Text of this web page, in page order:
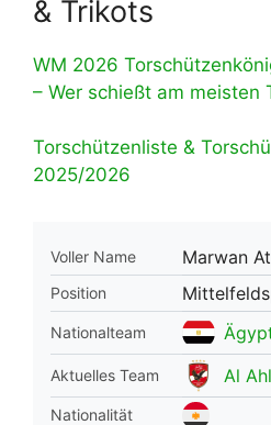
& Trikots
WM 2026
– Wer schießt am meisten
Torschützenliste &
2025/2026
Voller Name Marwan
Position
Nationalteam
Aktuelles Team Al
Nationalität